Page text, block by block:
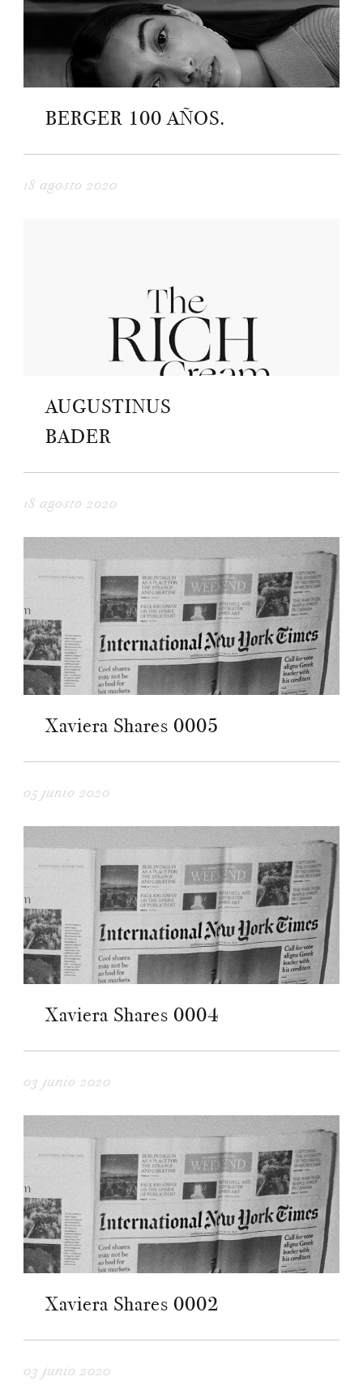
BERGER 100 AÑOS.
18 agosto 2020
AUGUSTINUS
BADER
18 agosto 2020
Xaviera Shares 0005
05 junio 2020
Xaviera Shares 0004
03 junio 2020
Xaviera Shares 0002
03 junio 2020